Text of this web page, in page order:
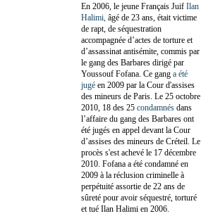
En 2006, le jeune Français Juif Ilan
Halimi, âgé de 23 ans, était victime
de rapt, de séquestration
accompagnée d’actes de torture et
d’assassinat antisémite, commis par
le gang des Barbares dirigé par
Youssouf Fofana. Ce gang a été
jugé en 2009 par la Cour d'assises
des mineurs de Paris. Le 25 octobre
2010, 18 des 25 condamnés dans
l’affaire du gang des Barbares ont
été jugés en appel devant la Cour
d’assises des mineurs de Créteil. Le
procès s'est achevé le 17 décembre
2010. Fofana a été condamné en
2009 à la réclusion criminelle à
perpétuité assortie de 22 ans de
sûreté pour avoir séquestré, torturé
et tué Ilan Halimi en 2006.